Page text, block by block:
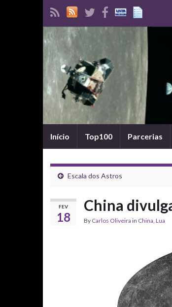
Início Top100 Parcerias
Escala dos Astros
FEV
18
China
By Carlos Oliveira in China, Lua